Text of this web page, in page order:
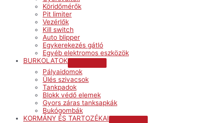
Köridőmérők
Pit limiter
Vezérlők
Kill switch
Auto blipper
Egykerekezés gátló
Egyéb elektromos eszközök
BURKOLATOK
Pályaidomok
Ülés szivacsok
Tankpadok
Blokk védő elemek
Gyors záras tanksapkák
Bukógombák
KORMÁNY ÉS TARTOZÉKAI